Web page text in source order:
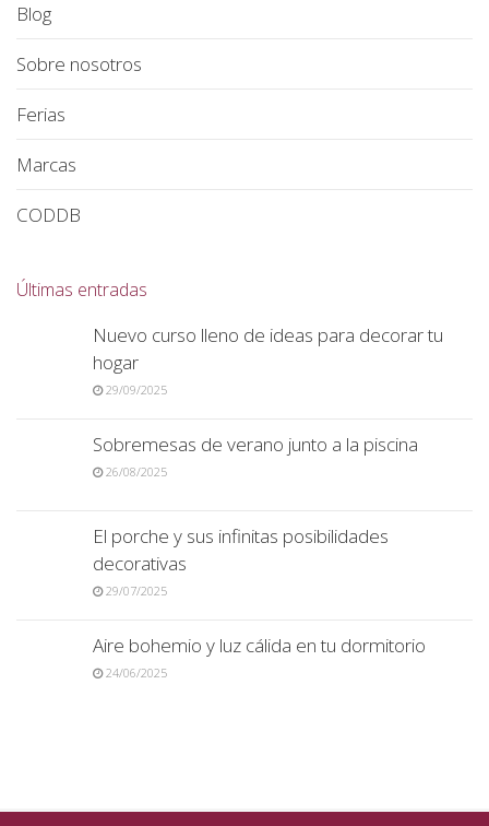
Blog
Sobre nosotros
Ferias
Marcas
CODDB
Últimas entradas
Nuevo curso lleno de ideas para decorar tu
hogar
29/09/2025
Sobremesas de verano junto a la piscina
26/08/2025
El porche y sus infinitas posibilidades
decorativas
29/07/2025
Aire bohemio y luz cálida en tu dormitorio
24/06/2025